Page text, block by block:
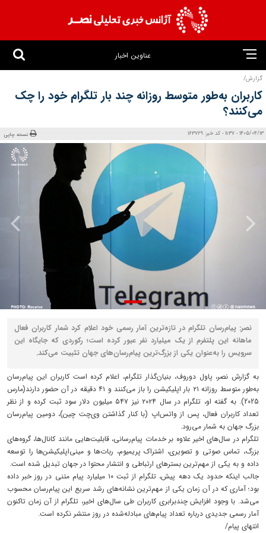
عناوین اخبار
گزارش/
کاربران به‌طور متوسط روزانه چند بار تلگرام خود را چک
می‌کنند؟
1405/04/13 - 11:37 - کد خبر: 163729 نسخه چاپی
نصر: پیام‌رسان تلگرام در تازه‌ترین آمار رسمی خود اعلام کرد شمار کاربران فعال
ماهانه این پلتفرم از یک میلیارد نفر عبور کرده است؛ رکوردی که جایگاه این
سرویس را به‌عنوان یکی از بزرگ‌ترین پیام‌رسان‌های جهان تثبیت می‌کند.
به گزارش نصر، پاول دوروف، بنیان‌گذار تلگرام، اعلام کرده است کاربران این پیام‌رسان
به‌طور متوسط روزانه ۲۱ بار اپلیکیشن را باز می‌کنند و ۴۱ دقیقه در آن حضور دارند(مارس
2025). به گفته او، تلگرام در سال ۲۰۲۴ نیز ۵۴۷ میلیون دلار سود ثبت کرده و از نظر
تعداد کاربران فعال، پس از واتس‌اپ (با کنار گذاشتن وی‌چت چین)، دومین پیام‌رسان
بزرگ جهان به شمار می‌رود.
تلگرام در سال‌های اخیر علاوه بر خدمات پیام‌رسانی، قابلیت‌هایی مانند کانال‌ها، گروه‌های
بزرگ، تماس صوتی و تصویری، اشتراک پریمیوم، ربات‌ها و مینی‌اپلیکیشن‌ها را توسعه
داده و به یکی از مهم‌ترین بسترهای ارتباطی و انتشار محتوا در جهان تبدیل شده است.
جالب اینکه حدود یک دهه پیش، تلگرام از ثبت ۱۰ میلیارد پیام متنی در روز خبر داده
بود؛ آماری که در آن زمان یکی از مهم‌ترین نشانه‌های رشد سریع این پیام‌رسان محسوب
می‌شد. با وجود افزایش چندبرابری کاربران طی سال‌های اخیر، تلگرام از آن زمان تاکنون
آمار رسمی جدیدی درباره تعداد پیام‌های مبادله‌شده در روز منتشر نکرده است.
انتهای پیام/